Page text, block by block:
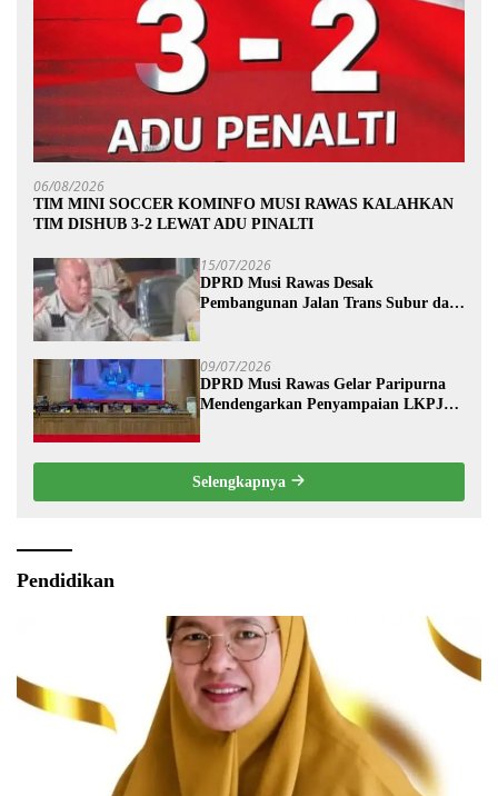
06/08/2026
TIM MINI SOCCER KOMINFO MUSI RAWAS KALAHKAN
TIM DISHUB 3-2 LEWAT ADU PINALTI
15/07/2026
DPRD Musi Rawas Desak
Pembangunan Jalan Trans Subur dan
09/07/2026
DPRD Musi Rawas Gelar Paripurna
Mendengarkan Penyampaian LKPJ
Selengkapnya
Pendidikan